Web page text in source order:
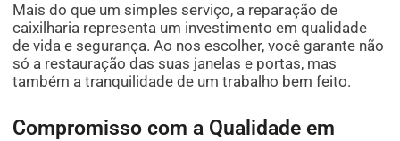
Mais do que um simples serviço, a reparação de
caixilharia representa um investimento em qualidade
de vida e segurança. Ao nos escolher, você garante não
só a restauração das suas janelas e portas, mas
também a tranquilidade de um trabalho bem feito.
Compromisso com a Qualidade em